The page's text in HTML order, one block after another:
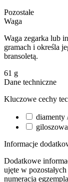
Pozostałe
Waga
Waga zegarka lub
gramach i określa
bransoletą.
61 g
Dane techniczne
Kluczowe cechy
diamenty
Informacje
Dodatkowe
ujęte w
numeracja